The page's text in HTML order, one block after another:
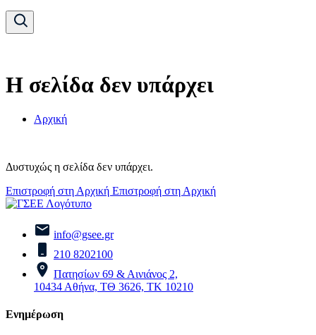
Η σελίδα δεν υπάρχει
Αρχική
Δυστυχώς η σελίδα δεν υπάρχει.
Επιστροφή στη Αρχική Επιστροφή στη Αρχική
info@gsee.gr
210 8202100
Πατησίων 69 & Αινιάνος 2,
10434 Αθήνα, ΤΘ 3626, ΤΚ 10210
Ενημέρωση